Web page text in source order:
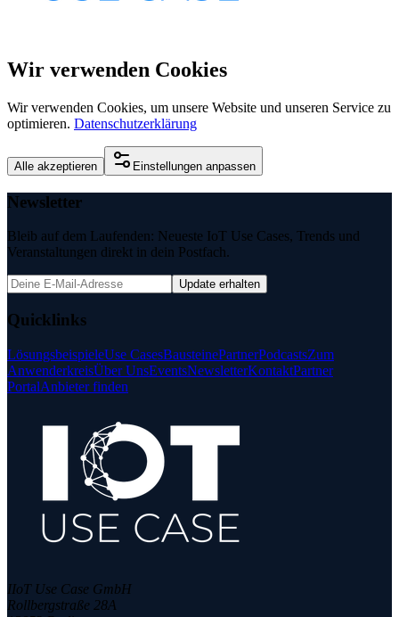
Wir verwenden Cookies
Wir verwenden Cookies, um unsere Website und unseren Service zu
optimieren. Datenschutzerklärung
Alle akzeptieren Einstellungen anpassen
Newsletter
Bleib auf dem Laufenden: Neueste IoT Use Cases, Trends und
Veranstaltungen direkt in dein Postfach.
Update erhalten
Quicklinks
LösungsbeispieleUse CasesBausteinePartnerPodcastsZum
AnwenderkreisÜber UnsEventsNewsletterKontaktPartner
PortalAnbieter finden
IIoT Use Case GmbH
Rollbergstraße 28A